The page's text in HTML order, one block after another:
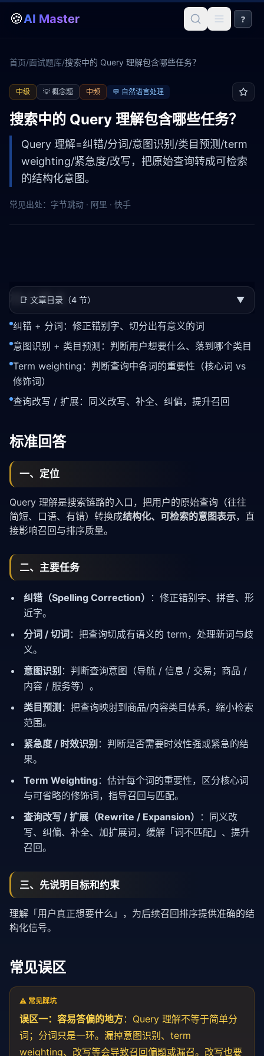
🍪AI Master ?
首页/面试题库/搜索中的 Query 理解包含哪些任务？
中级 💡 概念题 中频 💬 自然语言处理
搜索中的 Query 理解包含哪些任务？
Query 理解=纠错/分词/意图识别/类目预测/term
weighting/紧急度/改写，把原始查询转成可检索
的结构化意图。
常见出处： 字节跳动 · 阿里 · 快手
📑 文章目录（4 节） ▼
核心要点
纠错 + 分词：修正错别字、切分出有意义的词
意图识别 + 类目预测：判断用户想要什么、落到哪个类目
Term weighting：判断查询中各词的重要性（核心词 vs
修饰词）
查询改写 / 扩展：同义改写、补全、纠偏，提升召回
标准回答
一、定位
Query 理解是搜索链路的入口，把用户的原始查询（往往
简短、口语、有错）转换成结构化、可检索的意图表示，直
接影响召回与排序质量。
二、主要任务
纠错（Spelling Correction）
：修正错别字、拼音、形
近字。
分词 / 切词 ：把查询切成有语义的 term，处理新词与歧
义。
意图识别 ：判断查询意图（导航 / 信息 / 交易；商品 /
内容 / 服务等）。
类目预测 ：把查询映射到商品/内容类目体系，缩小检索
范围。
紧急度 / 时效识别 ：判断是否需要时效性强或紧急的结
果。
Term Weighting：估计每个词的重要性，区分核心词
与可省略的修饰词，指导召回与匹配。
查询改写 / 扩展（Rewrite / Expansion）
：同义改
写、纠偏、补全、加扩展词，缓解「词不匹配」、提升
召回。
三、先说明目标和约束
理解「用户真正想要什么」，为后续召回排序提供准确的结
构化信号。
常见误区
⚠️ 常见踩坑
误区一：容易答偏的地方：Query 理解不等于简单分
词；分词只是一环。漏掉意图识别、term
weighting、改写等会导致召回偏题或漏召。改写也要